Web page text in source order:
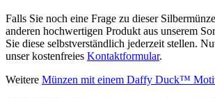
Falls Sie noch eine Frage zu dieser
anderen hochwertigen Produkt aus unserem
Sie diese selbstverständlich jederzeit stellen.
unser kostenfreies Kontaktformular.
Weitere Münzen mit einem Daffy Duck™